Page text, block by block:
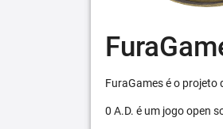
FuraGames é o
0 A.D. é um jogo open